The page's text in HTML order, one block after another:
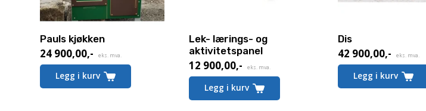
Pauls kjøkken
24 900,00,- eks. mva.
Legg i kurv
Lek- lærings- og
aktivitetspanel
12 900,00,- eks. mva.
Legg i kurv
Dis
42 900,00,- eks. mva.
Legg i kurv